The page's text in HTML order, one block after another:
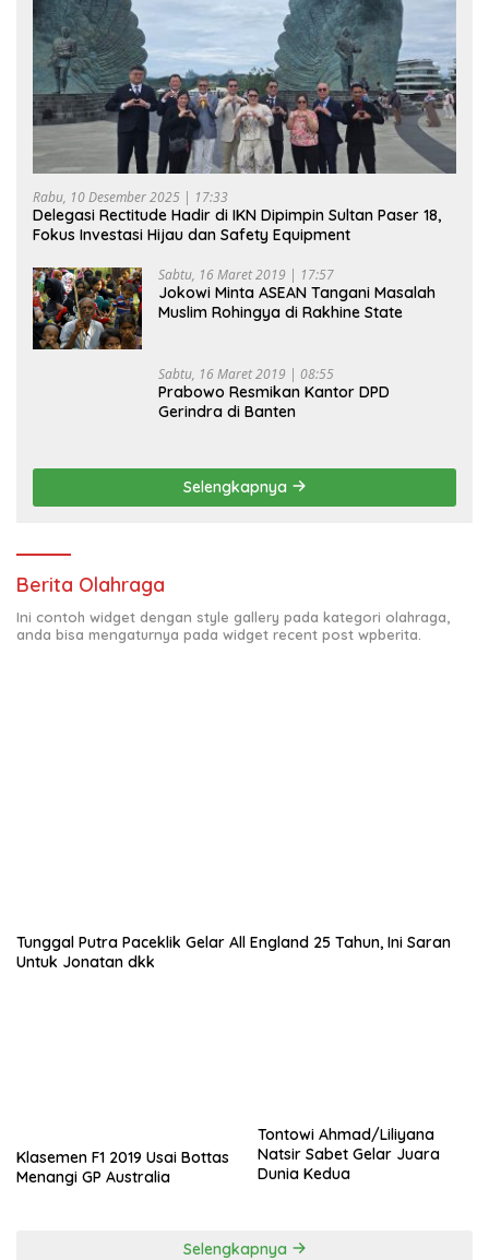
Rabu, 10 Desember 2025 | 17:33
Delegasi Rectitude Hadir di IKN Dipimpin Sultan Paser 18,
Fokus Investasi Hijau dan Safety Equipment
Sabtu, 16 Maret 2019 | 17:57
Jokowi Minta ASEAN Tangani Masalah
Muslim Rohingya di Rakhine State
Sabtu, 16 Maret 2019 | 08:55
Prabowo Resmikan Kantor DPD
Gerindra di Banten
Selengkapnya
Berita Olahraga
Ini contoh widget dengan style gallery pada kategori olahraga,
anda bisa mengaturnya pada widget recent post wpberita.
Tunggal Putra Paceklik Gelar All England 25 Tahun, Ini Saran
Untuk Jonatan dkk
Klasemen F1 2019 Usai Bottas
Menangi GP Australia
Tontowi Ahmad/Liliyana
Natsir Sabet Gelar Juara
Dunia Kedua
Selengkapnya